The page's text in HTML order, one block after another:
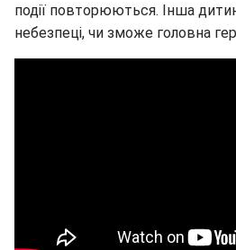
події повторюються. Інша
небезпеці, чи зможе головна